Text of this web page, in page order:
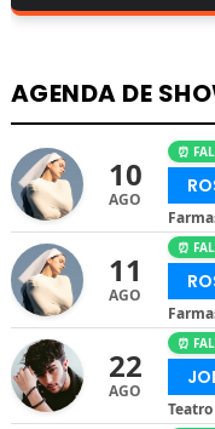
AGENDA DE
10
AGO
⏰
11
AGO
⏰
22
AGO
⏰